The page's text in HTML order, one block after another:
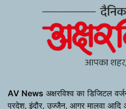
AV News अक्षरविश्व का डिजिटल
प्रदेश, इंदौर, उज्जैन, आगर मालवा